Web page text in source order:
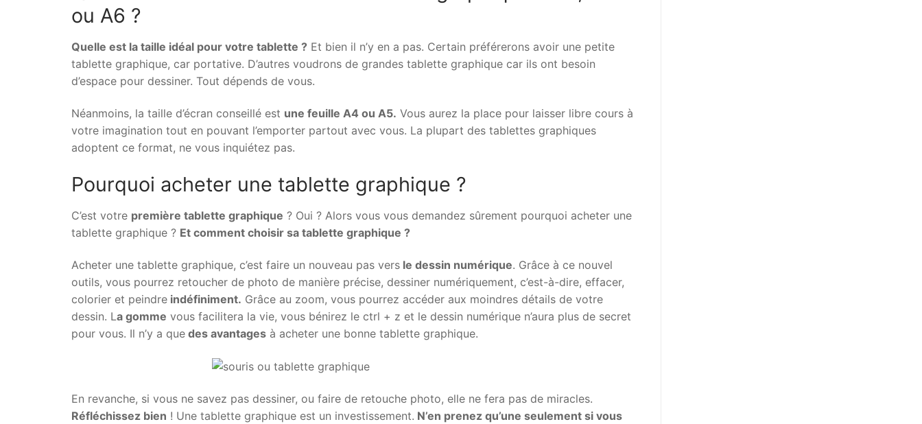
ou A6 ?
Quelle est la taille idéal pour votre tablette ? Et bien il n’y en a pas. Certain préférerons avoir une petite
tablette graphique, car portative. D’autres voudrons de grandes tablette graphique car ils ont besoin
d’espace pour dessiner. Tout dépends de vous.
Néanmoins, la taille d’écran conseillé est une feuille A4 ou A5. Vous aurez la place pour laisser libre cours à
votre imagination tout en pouvant l’emporter partout avec vous. La plupart des tablettes graphiques
adoptent ce format, ne vous inquiétez pas.
Pourquoi acheter une tablette graphique ?
C’est votre première tablette graphique ? Oui ? Alors vous vous demandez sûrement pourquoi acheter une
tablette graphique ? Et comment choisir sa tablette graphique ?
Acheter une tablette graphique, c’est faire un nouveau pas vers le dessin numérique. Grâce à ce nouvel
outils, vous pourrez retoucher de photo de manière précise, dessiner numériquement, c’est-à-dire, effacer,
colorier et peindre indéfiniment. Grâce au zoom, vous pourrez accéder aux moindres détails de votre
dessin. La gomme vous facilitera la vie, vous bénirez le ctrl + z et le dessin numérique n’aura plus de secret
pour vous. Il n’y a que des avantages à acheter une bonne tablette graphique.
En revanche, si vous ne savez pas dessiner, ou faire de retouche photo, elle ne fera pas de miracles.
Réfléchissez bien ! Une tablette graphique est un investissement. N’en prenez qu’une seulement si vous